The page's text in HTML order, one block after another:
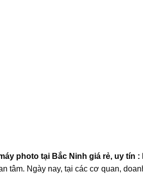
photo tại Bắc Ninh giá rẻ, uy tín
tâm. Ngày nay, tại các cơ quan,